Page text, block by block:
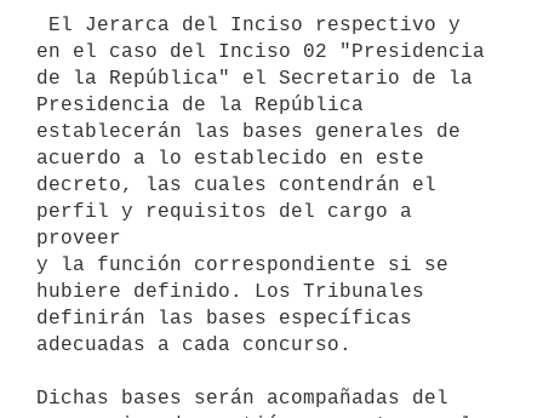
en el caso del Inciso 02 "Presidencia
de la República" el Secretario de la
Presidencia de la República
establecerán las bases generales de
acuerdo a lo establecido en este
decreto, las cuales contendrán el
perfil y requisitos del cargo a
proveer
y la función correspondiente si se
hubiere definido. Los Tribunales
definirán las bases específicas
adecuadas a cada concurso.
Dichas bases serán acompañadas del